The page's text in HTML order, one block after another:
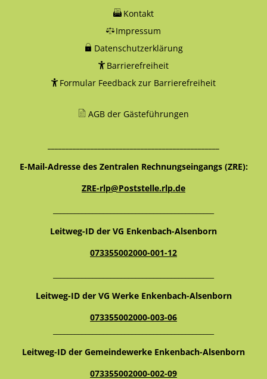
Kontakt
Impressum
Datenschutzerklärung
Barrierefreiheit
Formular Feedback zur Barrierefreiheit
AGB der Gästeführungen
E-Mail-Adresse des Zentralen Rechnungseingangs (ZRE):
ZRE-rlp@Poststelle.rlp.de
Leitweg-ID der VG Enkenbach-Alsenborn
073355002000-001-12
Leitweg-ID der VG Werke Enkenbach-Alsenborn
073355002000-003-06
Leitweg-ID der Gemeindewerke Enkenbach-Alsenborn
073355002000-002-09